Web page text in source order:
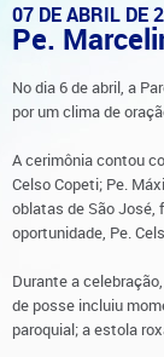
07 DE ABRIL DE
Pe.
No dia 6 de abril, a
por um clima de
A cerimônia contou
Celso Copeti; Pe.
oblatas de São José,
oportunidade, Pe.
Durante a
de posse incluiu
paroquial; a estola